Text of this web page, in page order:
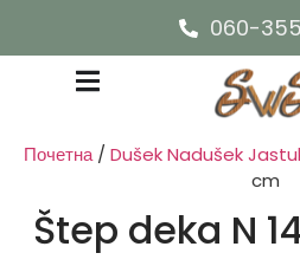
060-
Почетна/Dušek Nadušek
cm
Štep deka N